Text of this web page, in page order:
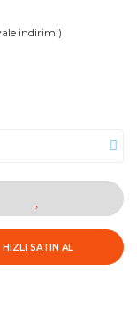
indirimi)
HIZLI SATIN AL